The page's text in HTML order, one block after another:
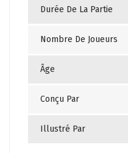
Durée De La Partie
Nombre De Joueurs
Âge
Conçu Par
Illustré Par